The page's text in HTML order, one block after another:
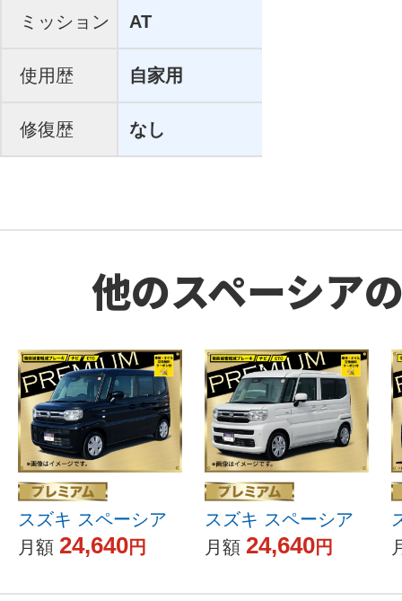
ミッション AT
使用歴 自家用
修復歴 なし
他のスペーシア
スズキ スペーシア
月額 24,640円
スズキ スペーシア
月額 24,640円